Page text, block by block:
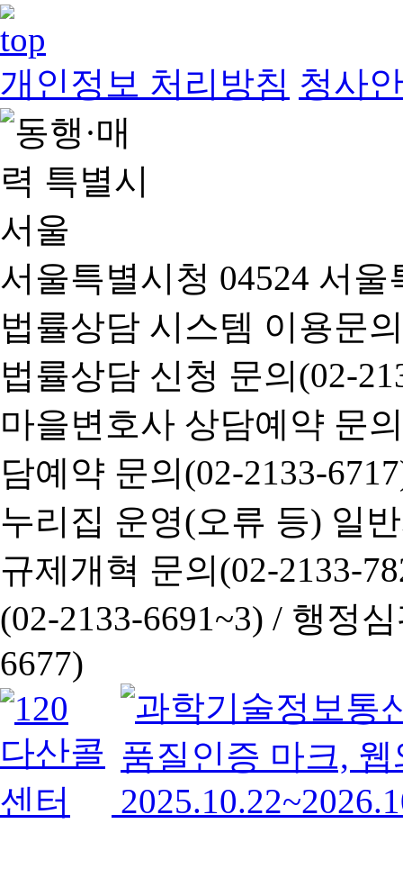
개인정보 처리방침 청사
서울특별시청 04524 서
법률상담 시스템 이용문
법률상담 신청 문의(02-
마을변호사 상담예약 문
담예약 문의(02-2133-
누리집 운영(오류 등) 일
규제개혁 문의(02-2133-
(02-2133-6691~3) / 행정심
6677)